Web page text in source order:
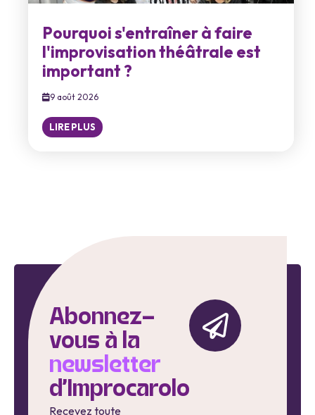
Pourquoi s'entraîner à faire
l'improvisation théâtrale est
important ?
9 août 2026
LIRE PLUS
Abonnez-
vous à la
newsletter
d'Improcarolo
Recevez toute